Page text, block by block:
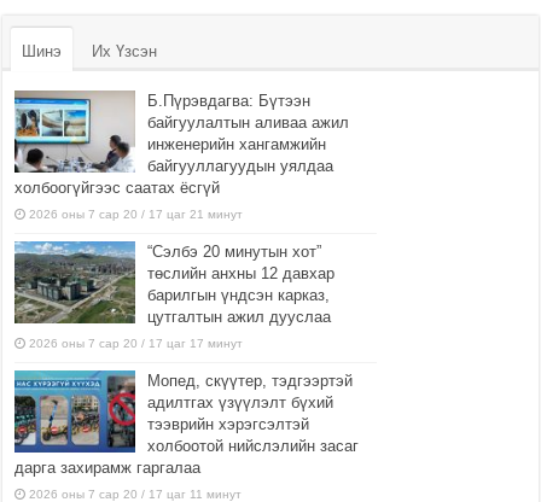
Шинэ Их Үзсэн
Б.Пүрэвдагва: Бүтээн
байгуулалтын аливаа ажил
инженерийн хангамжийн
байгууллагуудын уялдаа
холбоогүйгээс саатах ёсгүй
2026 оны 7 сар 20 / 17 цаг 21 минут
“Сэлбэ 20 минутын хот”
төслийн анхны 12 давхар
барилгын үндсэн карказ,
цутгалтын ажил дууслаа
2026 оны 7 сар 20 / 17 цаг 17 минут
Мопед, скүүтер, тэдгээртэй
адилтгах үзүүлэлт бүхий
тээврийн хэрэгсэлтэй
холбоотой нийслэлийн засаг
дарга захирамж гаргалаа
2026 оны 7 сар 20 / 17 цаг 11 минут